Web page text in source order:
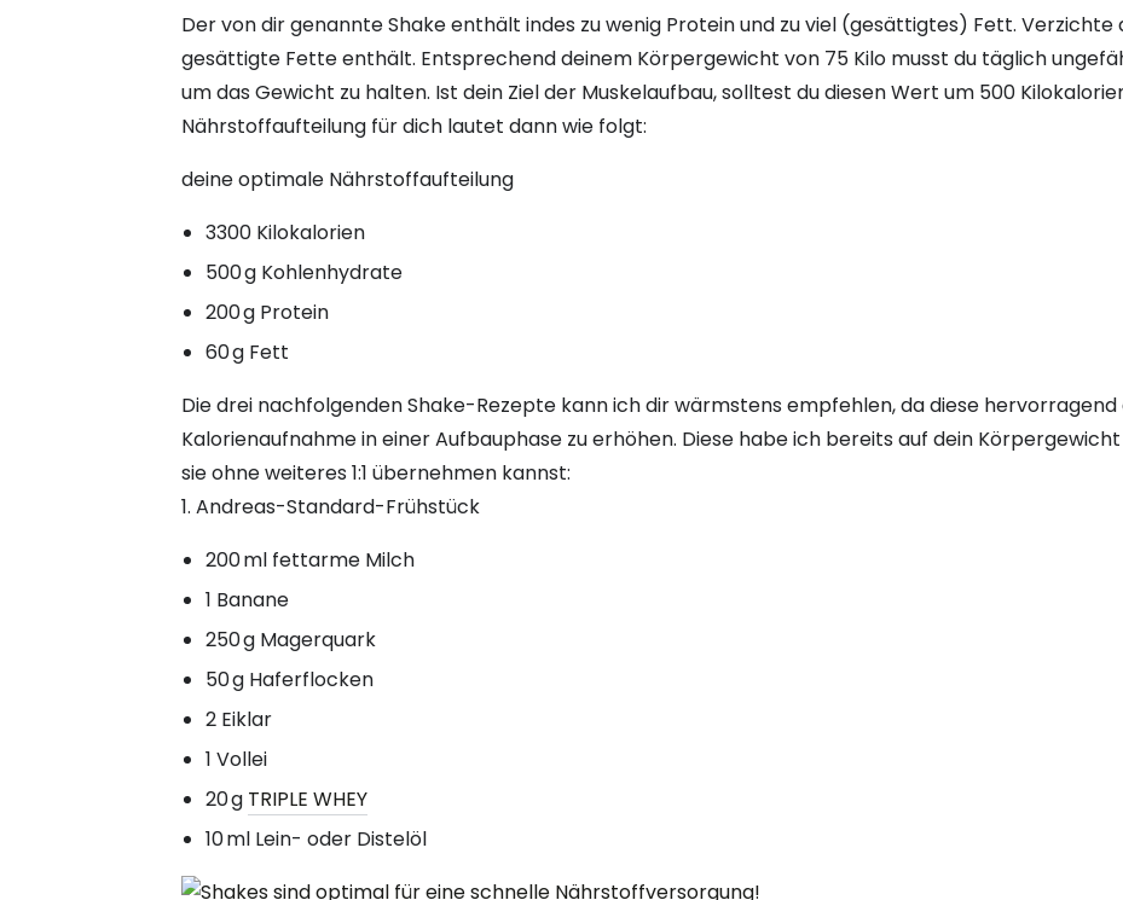
Der von dir genannte Shake enthält indes zu wenig Protein und zu viel (gesättigtes) Fett. Verzichte
gesättigte Fette enthält. Entsprechend deinem Körpergewicht von 75 Kilo musst du täglich
um das Gewicht zu halten. Ist dein Ziel der Muskelaufbau, solltest du diesen Wert um 500
Nährstoffaufteilung für dich lautet dann wie folgt:
deine optimale Nährstoffaufteilung
3300 Kilokalorien
500 g Kohlenhydrate
200 g Protein
60 g Fett
Die drei nachfolgenden Shake-Rezepte kann ich dir wärmstens empfehlen, da diese hervorragend
Kalorienaufnahme in einer Aufbauphase zu erhöhen. Diese habe ich bereits auf dein
sie ohne weiteres 1:1 übernehmen kannst:
1. Andreas-Standard-Frühstück
200 ml fettarme Milch
1 Banane
250 g Magerquark
50 g Haferflocken
2 Eiklar
1 Vollei
20 g TRIPLE WHEY
10 ml Lein- oder Distelöl